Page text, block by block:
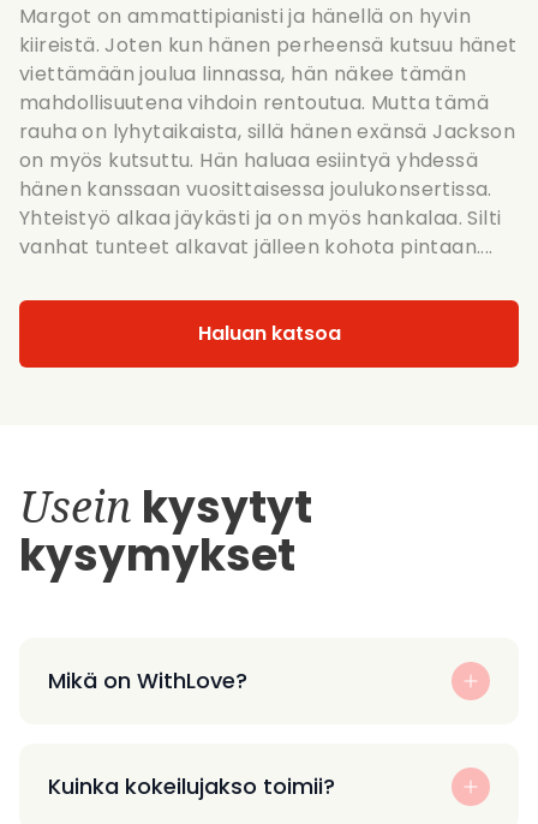
Margot on ammattipianisti ja hänellä on hyvin
kiireistä. Joten kun hänen perheensä kutsuu hänet
viettämään joulua linnassa, hän näkee tämän
mahdollisuutena vihdoin rentoutua. Mutta tämä
rauha on lyhytaikaista, sillä hänen exänsä Jackson
on myös kutsuttu. Hän haluaa esiintyä yhdessä
hänen kanssaan vuosittaisessa joulukonsertissa.
Yhteistyö alkaa jäykästi ja on myös hankalaa. Silti
vanhat tunteet alkavat jälleen kohota pintaan....
Haluan katsoa
Usein kysytyt
kysymykset
Mikä on WithLove?
Kuinka kokeilujakso toimii?